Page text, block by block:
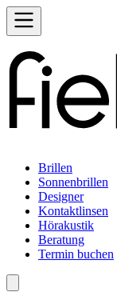
Brillen
Sonnenbrillen
Designer
Kontaktlinsen
Hörakustik
Beratung
Termin buchen